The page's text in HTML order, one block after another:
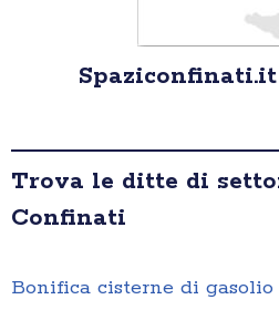
Trova le ditte di
Confinati
Bonifica cisterne di